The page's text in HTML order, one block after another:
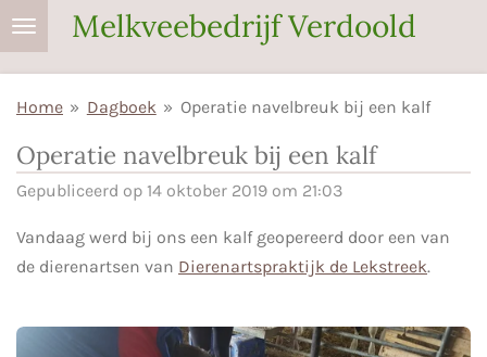
Ga
direct
de
hoofdinhoud
Melkveebedrijf Verdoold
Home » Dagboek » Operatie navelbreuk bij een kalf
Operatie navelbreuk bij een kalf
Gepubliceerd op 14 oktober 2019 om 21:03
Vandaag werd bij ons een kalf geopereerd door een van
de dierenartsen van Dierenartspraktijk de Lekstreek.